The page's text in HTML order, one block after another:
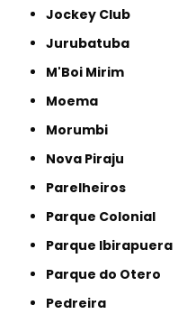
Jockey Club
Jurubatuba
M'Boi Mirim
Moema
Morumbi
Nova Piraju
Parelheiros
Parque Colonial
Parque Ibirapuera
Parque do Otero
Pedreira